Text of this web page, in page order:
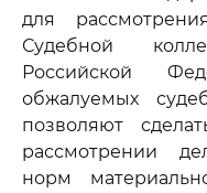
для
Судебной
Российской
обжалуемых
позволяют
рассмотрении
норм